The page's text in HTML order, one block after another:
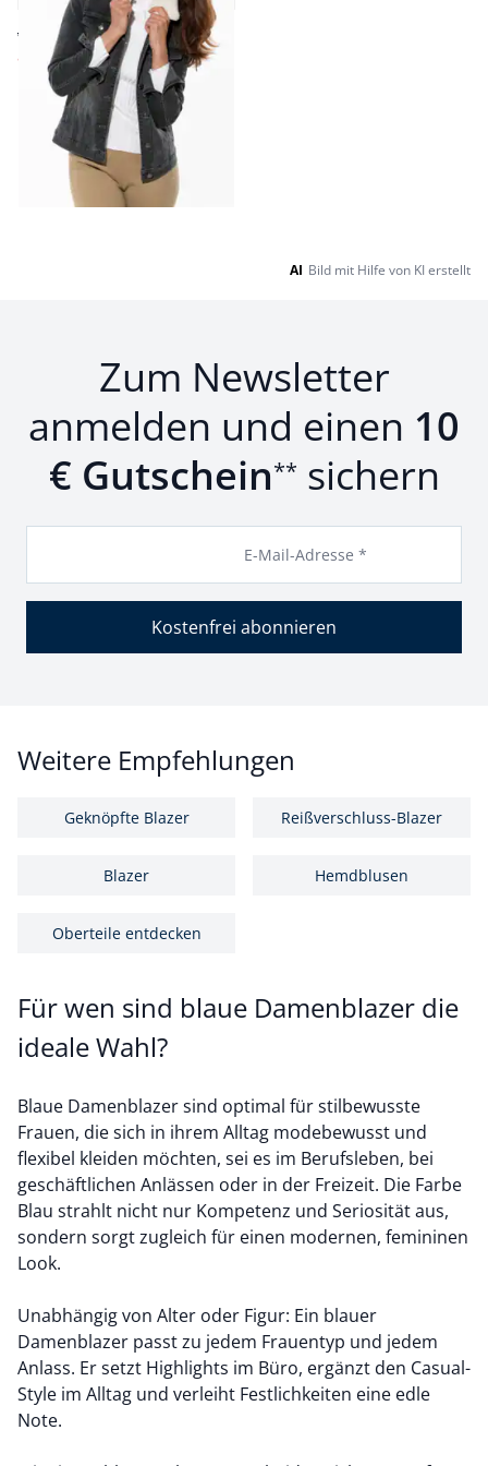
ab € 129,00
ab € 69,99 (-46%)
Seite 1 geladen. Zeige Produkte 1 bis 9 von 9.
AI Bild mit Hilfe von KI erstellt
Zum Newsletter
anmelden und einen 10
€ Gutschein** sichern
E-Mail-Adresse *
Kostenfrei abonnieren
Weitere Empfehlungen
Geknöpfte Blazer Reißverschluss-Blazer
Blazer Hemdblusen
Oberteile entdecken
Für wen sind blaue Damenblazer die
ideale Wahl?
Blaue Damenblazer sind optimal für stilbewusste
Frauen, die sich in ihrem Alltag modebewusst und
flexibel kleiden möchten, sei es im Berufsleben, bei
geschäftlichen Anlässen oder in der Freizeit. Die Farbe
Blau strahlt nicht nur Kompetenz und Seriosität aus,
sondern sorgt zugleich für einen modernen, femininen
Look.
Unabhängig von Alter oder Figur: Ein blauer
Damenblazer passt zu jedem Frauentyp und jedem
Anlass. Er setzt Highlights im Büro, ergänzt den Casual-
Style im Alltag und verleiht Festlichkeiten eine edle
Note.